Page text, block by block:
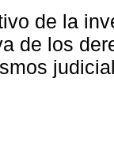
de la
de los